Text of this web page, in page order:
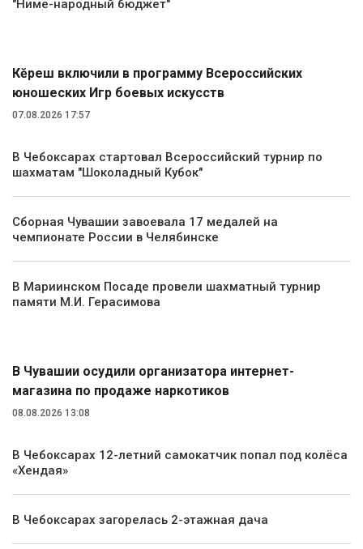
"Ниме-народный бюджет"
Кĕрешӳ включили в программу Всероссийских
юношеских Игр боевых искусств
07.08.2026 17:57
В Чебоксарах стартовал Всероссийский турнир по
шахматам "Шоколадный Кубок"
Сборная Чувашии завоевала 17 медалей на
чемпионате России в Челябинске
В Мариинском Посаде провели шахматный турнир
памяти М.И. Герасимова
В Чувашии осудили организатора интернет-
магазина по продаже наркотиков
08.08.2026 13:08
В Чебоксарах 12-летний самокатчик попал под колёса
«Хендая»
В Чебоксарах загорелась 2-этажная дача